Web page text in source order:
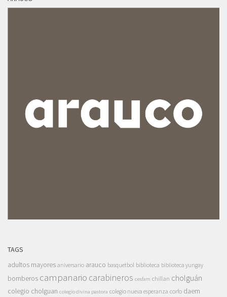
TAGS
adultos mayores aniversario arauco basquetbol biblioteca biblioteca yungay
bomberos campanario carabineros cesfam chillan cholguán
colegio cholguan colegio divina pastora colegio nueva esperanza corfo daem